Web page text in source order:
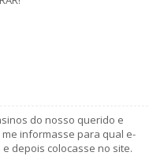
do nosso querido e
me informasse para qual e-
depois colocasse no site.